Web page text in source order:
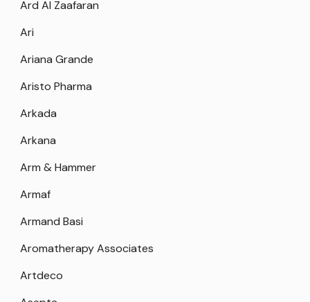
Ard Al Zaafaran
Ari
Ariana Grande
Aristo Pharma
Arkada
Arkana
Arm & Hammer
Armaf
Armand Basi
Aromatherapy Associates
Artdeco